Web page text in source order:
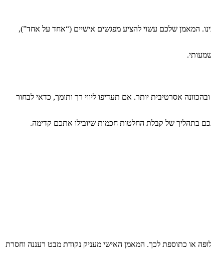
המאמן שלכם עשוי להציע מפגשים אישיים (“אחד על אחד”),
אסרטיבית יותר. אם תעדיפו ליווי רך ותומך, כדאי לבחור
בתהליך של קבלת החלטות חכמות שיובילו אתכם קדימה.
או כתוספת לכך. המאמן האישי מעניק נקודת מבט רעננה וחסרת